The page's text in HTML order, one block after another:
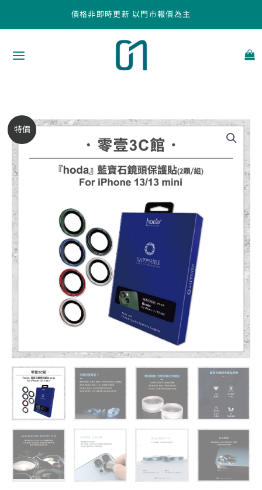
價格非即時更新 以門市報價為主
特價
原
始
格：
NT$550。
目
前
價
格：
NT$470。
【hoda】
藍
寶
石
鏡
保
護
貼
iPhone
mini
(2
顆/
組)